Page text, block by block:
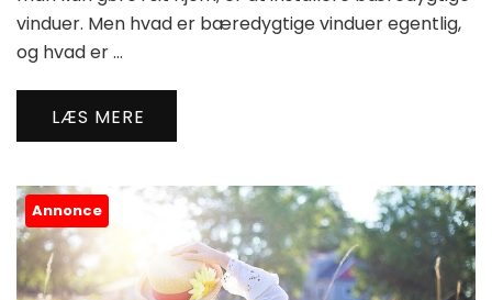
vinduer. Men hvad er bæredygtige vinduer egentlig,
og hvad er …
LÆS MERE
Annonce